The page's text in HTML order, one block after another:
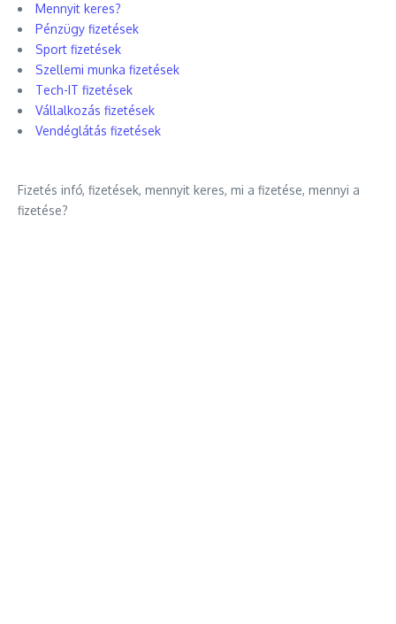
Mennyit keres?
Pénzügy fizetések
Sport fizetések
Szellemi munka fizetések
Tech-IT fizetések
Vállalkozás fizetések
Vendéglátás fizetések
Fizetés infó, fizetések, mennyit keres, mi a fizetése, mennyi a
fizetése?